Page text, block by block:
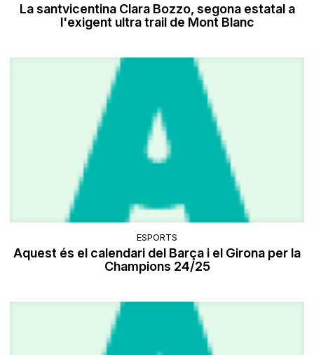
La santvicentina Clara Bozzo, segona estatal a
l'exigent ultra trail de Mont Blanc
ESPORTS
Aquest és el calendari del Barça i el Girona per la
Champions 24/25